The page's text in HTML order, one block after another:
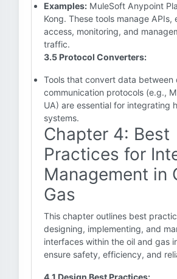
Examples: MuleSoft Anypoint
Kong. These tools manage APIs,
access, monitoring, and
traffic.
3.5 Protocol Converters:
Tools that convert data between
communication protocols (e.g.,
UA) are essential for integrating
systems.
Chapter 4: Best
Practices for
Management in
Gas
This chapter outlines best
designing, implementing, and
interfaces within the oil and gas
ensure safety, efficiency, and
4.1 Design Best Practices: